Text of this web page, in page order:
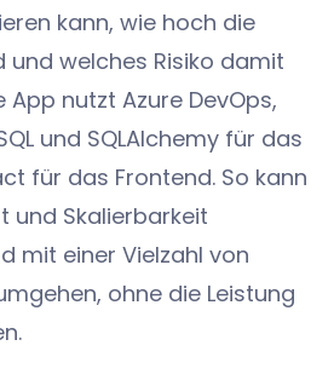
kann, wie hoch die
und welches Risiko damit
App nutzt Azure DevOps,
und SQLAlchemy für das
für das Frontend. So kann
und Skalierbarkeit
mit einer Vielzahl von
ohne die Leistung